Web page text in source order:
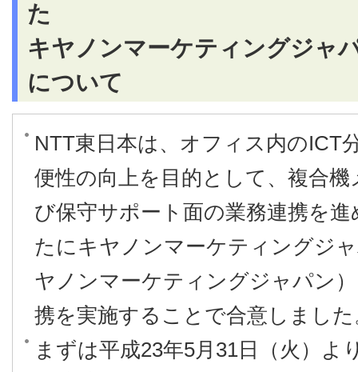
た
キヤノンマーケティングジャ
について
NTT東日本は、オフィス内のICT
便性の向上を目的として、複合
び保守サポート面の業務連携を
たにキヤノンマーケティングジ
ヤノンマーケティングジャパン
携を実施することで合意しました
まずは平成23年5月31日（火）よ